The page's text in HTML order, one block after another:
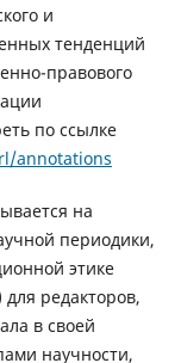
и
тенденций
правового
по ссылке
annotations
на
периодики,
этике
редакторов,
в своей
научности,